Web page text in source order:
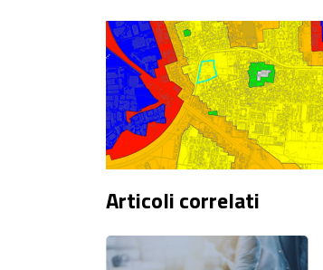
Articoli correlati